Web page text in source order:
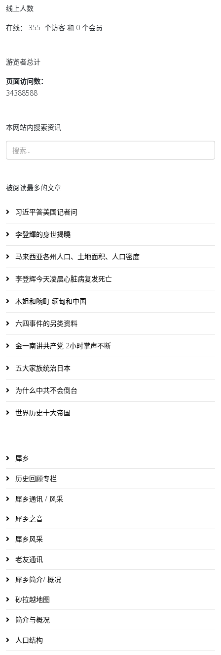
线上人数
在线： 355 个访客 和 0 个会员
游览者总计
页面访问数：
34388588
本网站内搜索资讯
被阅读最多的文章
习近平答美国记者问
李登輝的身世揭曉
马来西亚各州人口、土地面积、人口密度
李登辉今天凌晨心脏病复发死亡
木姐和畹町 缅甸和中国
六四事件的另类资料
金一南讲共产党 2小时掌声不断
五大家族统治日本
为什么中共不会倒台
世界历史十大帝国
犀乡
历史回顾专栏
犀乡通讯 / 风采
犀乡之音
犀乡风采
老友通讯
犀乡简介/ 概况
砂拉越地图
简介与概况
人口结构